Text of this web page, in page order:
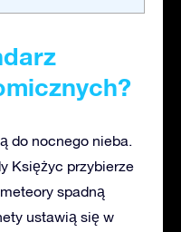
do nocnego nieba.
Księżyc przybierze
spadną
ustawią się w